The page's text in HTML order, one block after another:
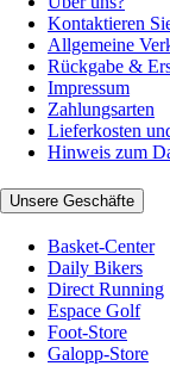
Kontaktieren
Allgemeine
Rückgabe &
Impressum
Zahlungsarten
Lieferkosten
Hinweis zum
Unsere Geschäfte
Basket-Center
Daily Bikers
Direct Running
Espace Golf
Foot-Store
Galopp-Store